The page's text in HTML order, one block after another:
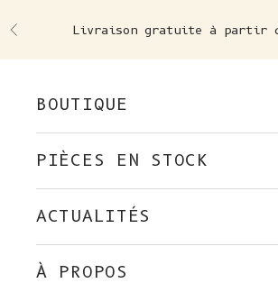
Précédent Livraison gratuite à partir
BOUTIQUE
PIÈCES EN STOCK
ACTUALITÉS
À PROPOS